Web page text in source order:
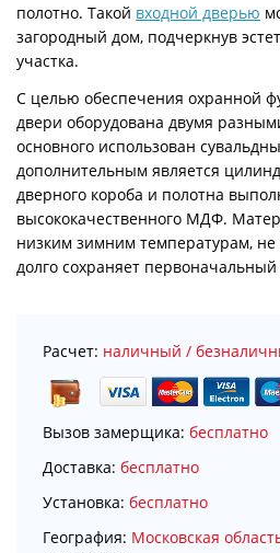
полотно. Такой входной дверью
загородный дом, подчеркнув
участка.
С целью обеспечения охранной
двери оборудована двумя
основного использован
дополнительным является
дверного короба и полотна
высококачественного МДФ.
низким зимним температурам, не
долго сохраняет
Расчет: наличный /
Вызов замерщика: бесплатно
Доставка: бесплатно
Установка: бесплатно
География: Московская